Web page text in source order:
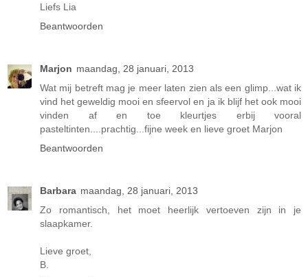
Liefs Lia
Beantwoorden
Marjon maandag, 28 januari, 2013
Wat mij betreft mag je meer laten zien als een glimp...wat ik
vind het geweldig mooi en sfeervol en ja ik blijf het ook mooi
vinden af en toe kleurtjes erbij vooral
pasteltinten....prachtig...fijne week en lieve groet Marjon
Beantwoorden
Barbara maandag, 28 januari, 2013
Zo romantisch, het moet heerlijk vertoeven zijn in je
slaapkamer.
Lieve groet,
B.